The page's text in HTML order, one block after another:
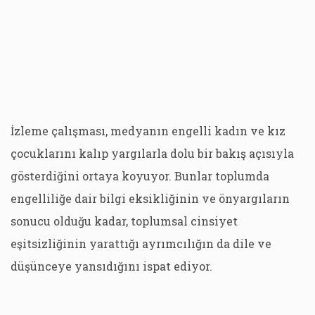
İzleme çalışması, medyanın engelli kadın ve kız
çocuklarını kalıp yargılarla dolu bir bakış açısıyla
gösterdiğini ortaya koyuyor. Bunlar toplumda
engelliliğe dair bilgi eksikliğinin ve önyargıların
sonucu olduğu kadar, toplumsal cinsiyet
eşitsizliğinin yarattığı ayrımcılığın da dile ve
düşünceye yansıdığını ispat ediyor.